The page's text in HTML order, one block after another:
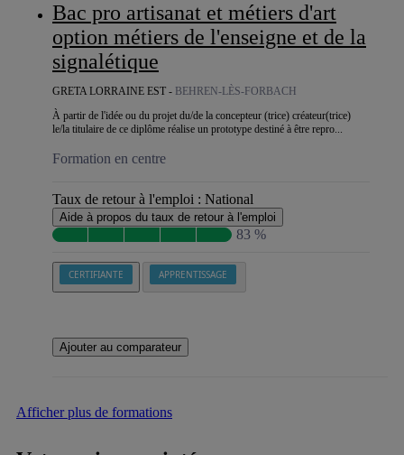
Bac pro artisanat et métiers d'art
option métiers de l'enseigne et de la
signalétique
GRETA LORRAINE EST - BEHREN-LÈS-FORBACH
À partir de l'idée ou du projet du/de la concepteur (trice) créateur(trice)
le/la titulaire de ce diplôme réalise un prototype destiné à être repro...
Formation en centre
Taux de retour à l'emploi : National
Aide à propos du taux de retour à l'emploi
83 %
CERTIFIANTE APPRENTISSAGE
Ajouter au comparateur
Afficher plus de formations